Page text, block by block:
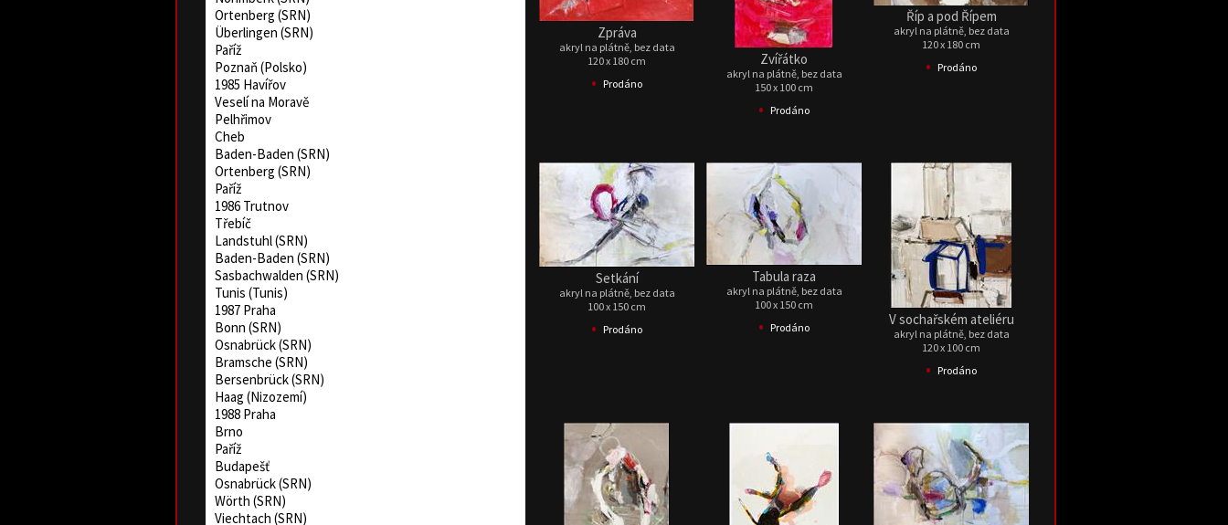
Ortenberg (SRN)
Überlingen (SRN)
Paříž
Poznaň (Polsko)
1985 Havířov
Veselí na Moravě
Pelhřimov
Cheb
Baden-Baden (SRN)
Ortenberg (SRN)
Paříž
1986 Trutnov
Třebíč
Landstuhl (SRN)
Baden-Baden (SRN)
Sasbachwalden (SRN)
Tunis (Tunis)
1987 Praha
Bonn (SRN)
Osnabrück (SRN)
Bramsche (SRN)
Bersenbrück (SRN)
Haag (Nizozemí)
1988 Praha
Brno
Paříž
Budapešť
Osnabrück (SRN)
Wörth (SRN)
Viechtach (SRN)
Zpráva
akryl na plátně, bez data
120 x 180 cm
• Prodáno
Zvířátko
akryl na plátně, bez data
150 x 100 cm
• Prodáno
Říp a pod Řípem
akryl na plátně, bez data
120 x 180 cm
• Prodáno
Setkání
akryl na plátně, bez data
100 x 150 cm
• Prodáno
Tabula raza
akryl na plátně, bez data
100 x 150 cm
• Prodáno V sochařském ateliéru
akryl na plátně, bez data
120 x 100 cm
• Prodáno